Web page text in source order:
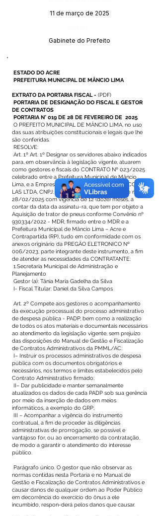
11 de março de 2025
Gabinete do Prefeito
ESTADO DO ACRE
PREFEITURA MUNICIPAL DE MÂNCIO LIMA
EXTRATO DA PORTARIA FISCAL - (PDF)
PORTARIA DE DESIGNAÇÃO DO FISCAL E GESTOR
DE CONTRATOS
PORTARIA N° 019 DE 28 DE FEVEREIRO DE 2025
O PREFEITO MUNICIPAL DE MÂNCIO LIMA, no uso
das suas atribuições constitucionais e legais que lhe
são conferidas.
RESOLVE:
Art. 1º Art. 1º Designar os servidores abaixo indicados
para, em observância à legislação vigente, atuarem
como gestores e fiscais do CONTRATO Nº 023/2025
celebrado entre a Prefeitura Municipal de Mâncio
Lima, e a Empresa MAMORÉ MÁQUINAS AGRICO-
LAS LTDA, CNPJ:
19.614.838 /0001-01, assinado no dia
28/02/2025 com vigência de 12 (doze) meses, a
contar da data da assinatu-ra, que tem por objeto a
Aquisição de trator de pneus conforme Convênio nº
930334/2022 - MDR, firmado entre o MDR e a
Prefeitura Municipal de Mâncio Lima – Acre e
Contrapartida (RP), tudo em conformidade com os
anexos originário da PREGÃO ELETRONICO Nº
006/2023, parte integrante deste instrumento, a fim
de atender as necessidades da CONTRATANTE:
1.Secretaria Municipal de Administração e
Planejamento
Gestor (a): Tânia Maria Gadelha da Silva
I- Fiscal Titular: Daniel da Silva Campos
Art. 2º Compete aos gestores o acompanhamento
da execução processual do processo administrativo
de despesa pública - PADP, bem como a realização
de todos os atos materiais e documentais necessários
ao atendimento da legislação vigente, sem prejuízo
das disposições do Manual de Gestão e Fiscalização
de Contratos Administrativos da PMML/AC:
I– Instruir os processos administrativos de despesa
pública com os documentos obrigatórios e
necessários, nos termos e limites estabelecidos pelo
Contrato Administrativo firmado;
II– Dar publicidade e manter semanalmente
atualizados os dados de cada PADP sob sua gerência
por meio da inserção de dados em meios
informáticos, a exemplo do GRP;
III – Acompanhar a vigência do instrumento
contratual, a fim de proceder às diligências
administrativas de prorrogação, se possível e
vantajoso for, ou ao encerramento da contratação,
de modo a garantir o atendimento do interesse
público.
Parágrafo único. O gestor que não observar as
normas contidas nesta Portaria e no Manual de
Gestão e Fiscalização de Contratos Administrativos e
causar danos de qualquer ordem ao Poder Público
em decorrência do exercício do ônus a ele
incumbido, respon-derá pelos danos que causar.